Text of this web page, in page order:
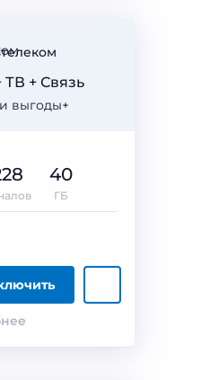
выгоды+
ТВ + Связь
40
ГБ